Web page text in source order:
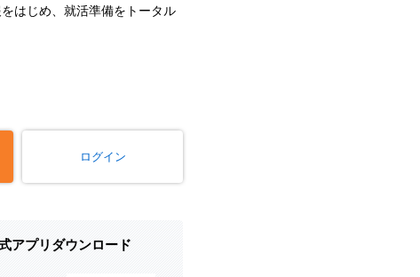
はじめ、就活準備をトータル
ログイン
アプリダウンロード